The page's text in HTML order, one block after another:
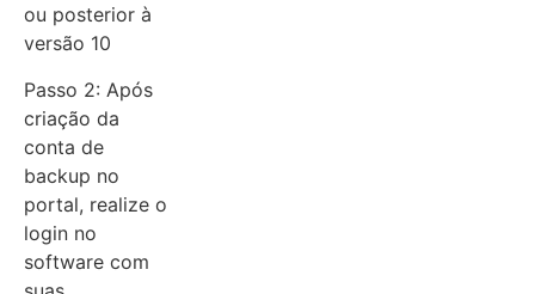
ou posterior à
versão 10
Passo 2: Após
criação da
conta de
backup no
portal, realize o
login no
software com